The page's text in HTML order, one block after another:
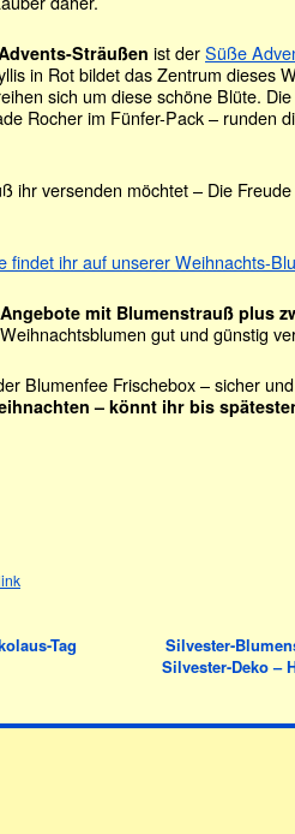
Sträußen ist derSüße
in Rot bildet das Zentrum dieses
sich um diese schöne Blüte.
Rocher im Fünfer-Pack – runden
ihr versenden möchtet – Die
findet ihr auf unserer Weihnachts-
mit Blumenstrauß plus
gut und günstig
Blumenfee Frischebox – sicher
– könnt ihr bis
Tag
Silvester-
Silvester-Deko –